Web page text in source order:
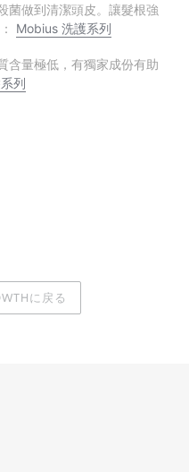
菌做到清潔頭皮。讓髮根強
Mobius 洗護系列
含量極低，有獨家成份有助
列
に戻る